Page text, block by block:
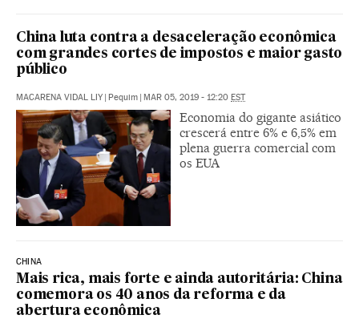
China luta contra a desaceleração econômica
com grandes cortes de impostos e maior gasto
público
MACARENA VIDAL LIY | Pequim | MAR 05, 2019 - 12:20 EST
Economia do gigante asiático
crescerá entre 6% e 6,5% em
plena guerra comercial com
os EUA
CHINA
Mais rica, mais forte e ainda autoritária: China
comemora os 40 anos da reforma e da
abertura econômica